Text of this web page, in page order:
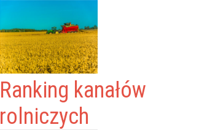
Ranking kanałów
rolniczych